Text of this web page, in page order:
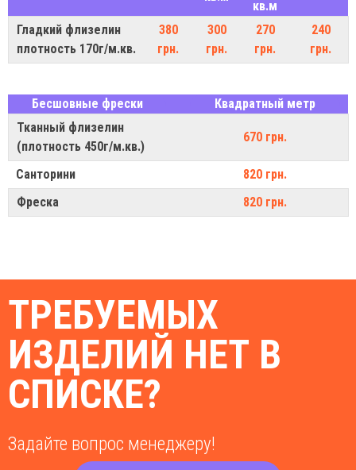
кв.м
Гладкий флизелин
плотность 170г/м.кв.
380
грн.
300
грн.
270
грн.
240
грн.
Бесшовные фрески
Квадратный метр
Тканный флизелин
(плотность 450г/м.кв.)
670 грн.
Санторини
820 грн.
Фреска
820 грн.
ТРЕБУЕМЫХ
ИЗДЕЛИЙ НЕТ В
СПИСКЕ?
Задайте вопрос менеджеру!